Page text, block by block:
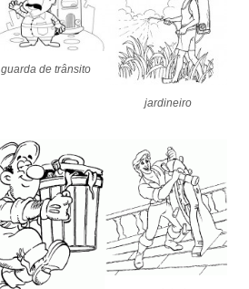
guarda de trânsito
jardineiro